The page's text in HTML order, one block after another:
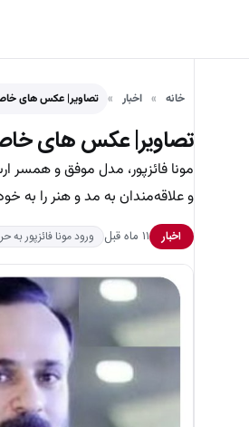
خانه اخبار تصاویر| عکس های
تصاویر| عکس های
مونا فائزپور، مدل موفق و
و علاقه‌مندان به مد و هنر را به
اخبار ۱۱ ماه قبل ورود مونا فائزپور به